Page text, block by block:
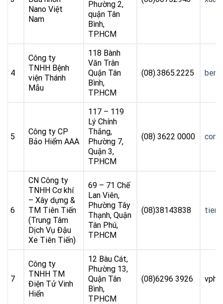
Nano Việt
Nam
Phường 2,
quận Tân
Bình,
TP.HCM
4
Công ty
TNHH Bệnh
viện Thánh
Mẫu
118 Bành
Văn Trân
Quận Tân
Bình,
TP.HCM
(08).3865.2225
5
Công ty CP
Bảo Hiểm AAA
117 – 119
Lý Chính
Thắng,
Phường 7,
Quận 3,
TP.HCM
(08) 3622 0000
6
CN Công ty
TNHH Cơ khí
– Xây dựng &
TM Tiên Tiến
(Trung Tâm
Dịch Vụ Đậu
Xe Tiên Tiến)
69 – 71 Chế
Lan Viên,
Phường Tây
Thạnh, Quận
Tân Phú,
TP.HCM
(08)38143838
7
Công ty
TNHH TM
Điện Tử Vinh
Hiển
12 Bàu Cát,
Phường 13,
Quận Tân
Bình,
TPHCM
(08)6296 3926